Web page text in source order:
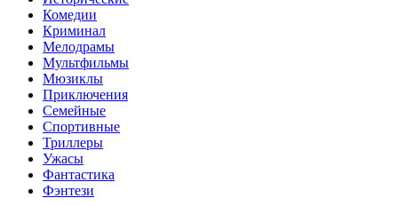
Комедии
Криминал
Мелодрамы
Мультфильмы
Мюзиклы
Приключения
Семейные
Спортивные
Триллеры
Ужасы
Фантастика
Фэнтези